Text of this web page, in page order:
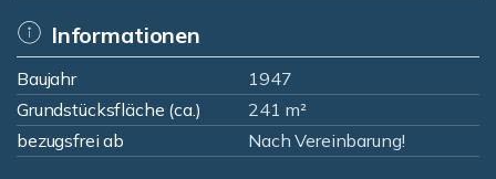
Informationen
Baujahr
1947
Grundstücksfläche (ca.)
241 m²
bezugsfrei ab
Nach Vereinbarung!